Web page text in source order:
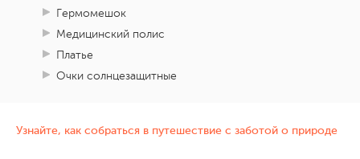
Гермомешок
Медицинский полис
Платье
Очки солнцезащитные
Узнайте, как собраться в путешествие с заботой о природе